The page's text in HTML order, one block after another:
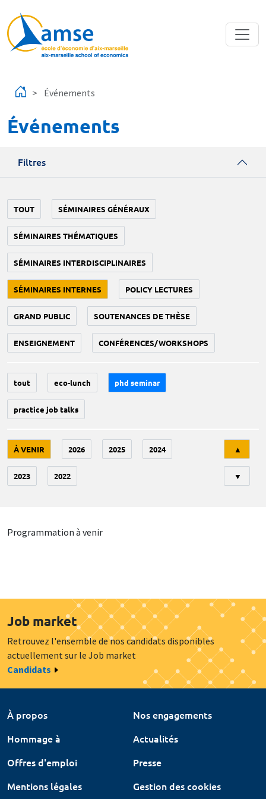
Événements
Événements
Filtres
TOUT SÉMINAIRES GÉNÉRAUX
SÉMINAIRES THÉMATIQUES
SÉMINAIRES INTERDISCIPLINAIRES
SÉMINAIRES INTERNES POLICY LECTURES
GRAND PUBLIC SOUTENANCES DE THÈSE
ENSEIGNEMENT CONFÉRENCES/WORKSHOPS
tout eco-lunch phd seminar
practice job talks
À VENIR 2026 2025 2024
2023 2022
▲
▼
Programmation à venir
Job market
Retrouvez l'ensemble de nos candidats disponibles
actuellement sur le Job market
Candidats
À propos
Nos engagements
Hommage à
Actualités
Offres d'emploi
Presse
Mentions légales
Gestion des cookies